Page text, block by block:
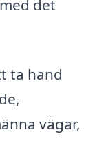
det
ta hand
vägar,